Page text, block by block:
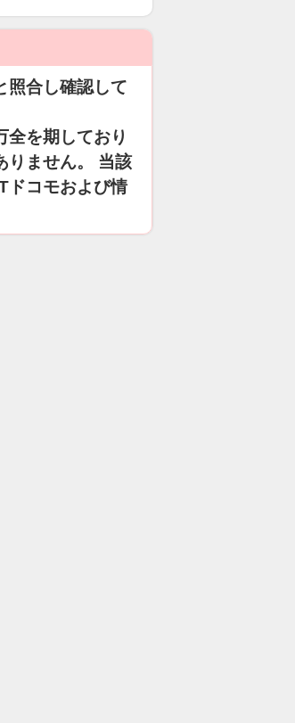
照合し確認して
全を期しており
りません。 当該
ドコモおよび情